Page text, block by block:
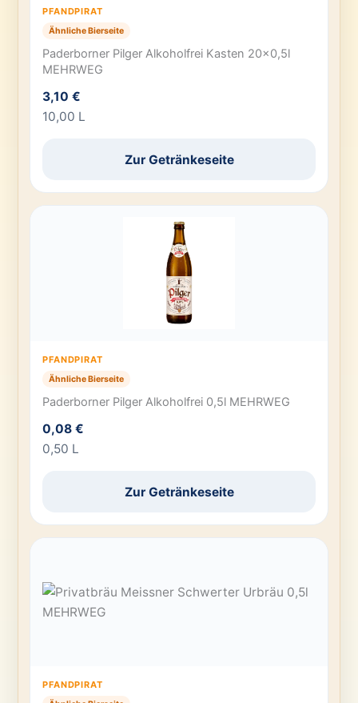
PFANDPIRAT
Ähnliche Bierseite
Paderborner Pilger Alkoholfrei Kasten 20×0,5l
MEHRWEG
3,10 €
10,00 L
Zur Getränkeseite
PFANDPIRAT
Ähnliche Bierseite
Paderborner Pilger Alkoholfrei 0,5l MEHRWEG
0,08 €
0,50 L
Zur Getränkeseite
PFANDPIRAT